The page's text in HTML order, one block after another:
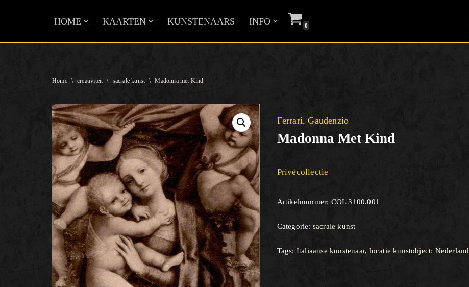
naar
HOME KAARTEN KUNSTENAARS INFO 0
Home \ creativiteit \ sacrale kunst \ Madonna met Kind
Ferrari, Gaudenzio
Madonna Met Kind
Privécollectie
Artikelnummer: COL 3100.001
Categorie: sacrale kunst
Tags: Italiaanse kunstenaar, locatie kunstobject: Nederland